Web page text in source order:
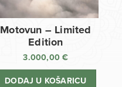
Motovun – Limited
Edition
3.000,00€
DODAJ U KOŠARICU